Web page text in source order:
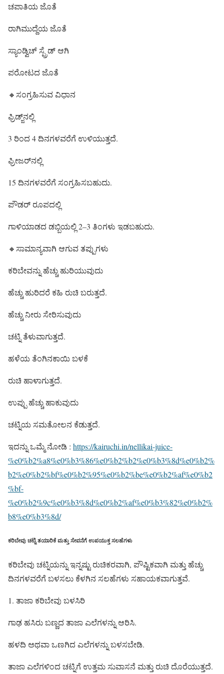
ಚಪಾತಿಯ ಜೊತೆ
ರಾಗಿಮುದ್ದೆಯ ಜೊತೆ
ಸ್ಯಾಂಡ್ವಿಚ್ ಸ್ಪ್ರೆಡ್ ಆಗಿ
ಪರೋಟದ ಜೊತೆ
🔸ಸಂಗ್ರಹಿಸುವ ವಿಧಾನ
ಫ್ರಿಡ್ಜ್‌ನಲ್ಲಿ
3 ರಿಂದ 4 ದಿನಗಳವರೆಗೆ ಉಳಿಯುತ್ತದೆ.
ಫ್ರೀಜರ್‌ನಲ್ಲಿ
15 ದಿನಗಳವರೆಗೆ ಸಂಗ್ರಹಿಸಬಹುದು.
ಪೌಡರ್ ರೂಪದಲ್ಲಿ
ಗಾಳಿಯಾಡದ ಡಬ್ಬಿಯಲ್ಲಿ 2–3 ತಿಂಗಳು ಇಡಬಹುದು.
🔸ಸಾಮಾನ್ಯವಾಗಿ ಆಗುವ ತಪ್ಪುಗಳು
ಕರಿಬೇವನ್ನು ಹೆಚ್ಚು ಹುರಿಯುವುದು
ಹೆಚ್ಚು ಹುರಿದರೆ ಕಹಿ ರುಚಿ ಬರುತ್ತದೆ.
ಹೆಚ್ಚು ನೀರು ಸೇರಿಸುವುದು
ಚಟ್ನಿ ತೆಳುವಾಗುತ್ತದೆ.
ಹಳೆಯ ತೆಂಗಿನಕಾಯಿ ಬಳಕೆ
ರುಚಿ ಹಾಳಾಗುತ್ತದೆ.
ಉಪ್ಪು ಹೆಚ್ಚು ಹಾಕುವುದು
ಚಟ್ನಿಯ ಸಮತೋಲನ ಕೆಡುತ್ತದೆ.
ಇದನ್ನು ಒಮ್ಮೆ ನೋಡಿ : https://kairuchi.in/nellikai-juice-
%e0%b2%a8%e0%b3%86%e0%b2%b2%e0%b3%8d%e0%b2%
b2%e0%b2%bf%e0%b2%95%e0%b2%be%e0%b2%af%e0%b2
%bf-
%e0%b2%9c%e0%b3%8d%e0%b2%af%e0%b3%82%e0%b2%
b8%e0%b3%8d/
ಕರಿಬೇವು ಚಟ್ನಿ ತಯಾರಿಕೆ ಮತ್ತು ಸೇವನೆಗೆ ಉಪಯುಕ್ತ ಸಲಹೆಗಳು
ಕರಿಬೇವು ಚಟ್ನಿಯನ್ನು ಇನ್ನಷ್ಟು ರುಚಿಕರವಾಗಿ, ಪೌಷ್ಟಿಕವಾಗಿ ಮತ್ತು ಹೆಚ್ಚು
ದಿನಗಳವರೆಗೆ ಬಳಸಲು ಕೆಳಗಿನ ಸಲಹೆಗಳು ಸಹಾಯಕವಾಗುತ್ತವೆ.
1. ತಾಜಾ ಕರಿಬೇವು ಬಳಸಿರಿ
ಗಾಢ ಹಸಿರು ಬಣ್ಣದ ತಾಜಾ ಎಲೆಗಳನ್ನು ಆರಿಸಿ.
ಹಳದಿ ಅಥವಾ ಒಣಗಿದ ಎಲೆಗಳನ್ನು ಬಳಸಬೇಡಿ.
ತಾಜಾ ಎಲೆಗಳಿಂದ ಚಟ್ನಿಗೆ ಉತ್ತಮ ಸುವಾಸನೆ ಮತ್ತು ರುಚಿ ದೊರೆಯುತ್ತದೆ.